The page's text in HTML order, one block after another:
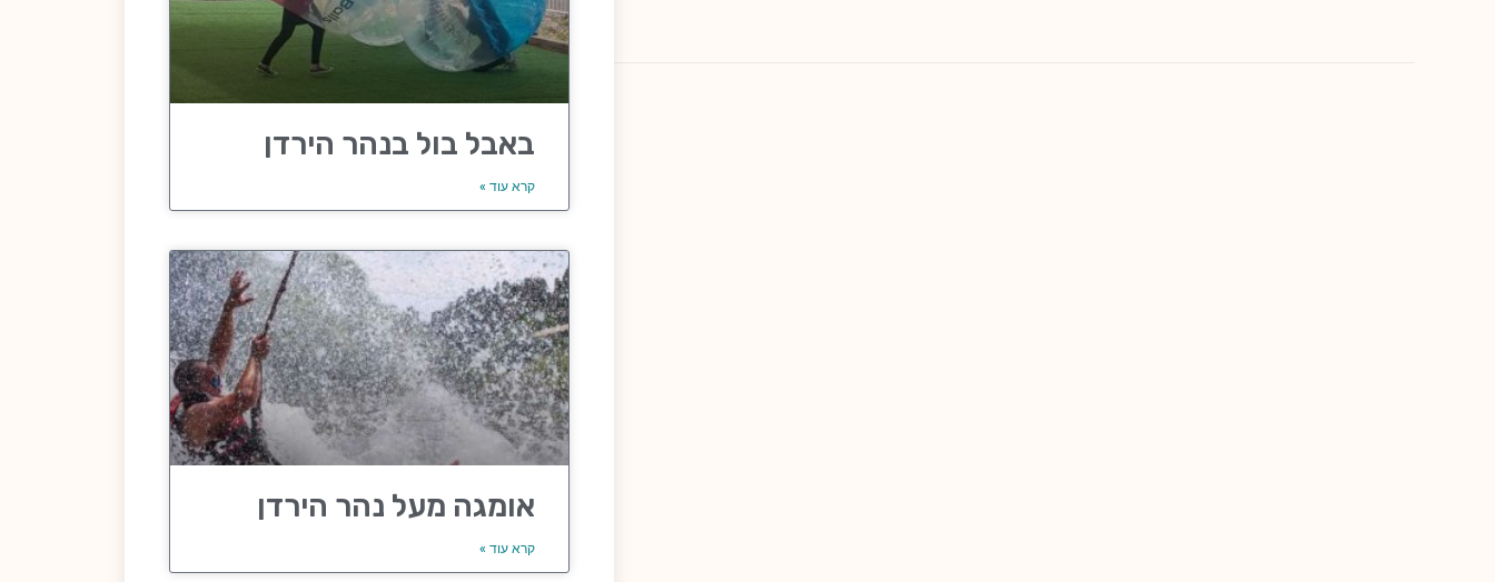
באבל בול בנהר הירדן
קרא עוד »
אומגה מעל נהר הירדן
קרא עוד »